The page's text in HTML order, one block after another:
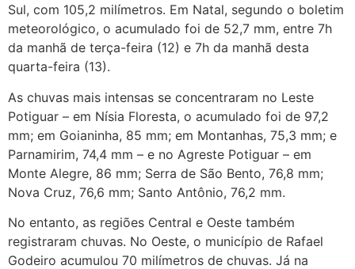
Sul, com 105,2 milímetros. Em Natal, segundo o boletim
meteorológico, o acumulado foi de 52,7 mm, entre 7h
da manhã de terça-feira (12) e 7h da manhã desta
quarta-feira (13).
As chuvas mais intensas se concentraram no Leste
Potiguar – em Nísia Floresta, o acumulado foi de 97,2
mm; em Goianinha, 85 mm; em Montanhas, 75,3 mm; e
Parnamirim, 74,4 mm – e no Agreste Potiguar – em
Monte Alegre, 86 mm; Serra de São Bento, 76,8 mm;
Nova Cruz, 76,6 mm; Santo Antônio, 76,2 mm.
No entanto, as regiões Central e Oeste também
registraram chuvas. No Oeste, o município de Rafael
Godeiro acumulou 70 milímetros de chuvas. Já na